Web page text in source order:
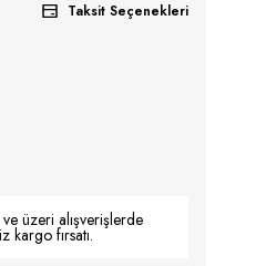
Taksit Seçenekleri
üzeri alışverişlerde
kargo fırsatı.